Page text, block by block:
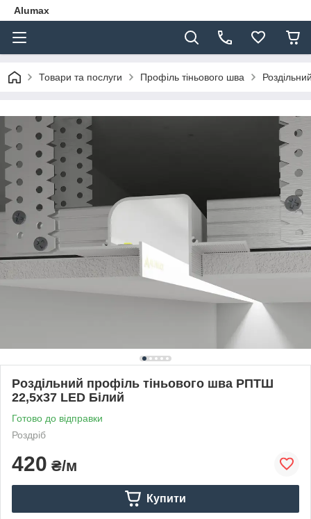
Alumax
Товари та послуги Профіль тіньового шва
Роздільний профіль тіньового шва РПТШ
22,5х37 LED Білий
Готово до відправки
Роздріб
420 ₴/м
Купити